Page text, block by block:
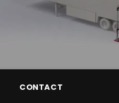
CONTACT